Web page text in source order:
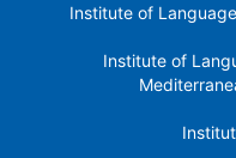
Institute of
Institute of